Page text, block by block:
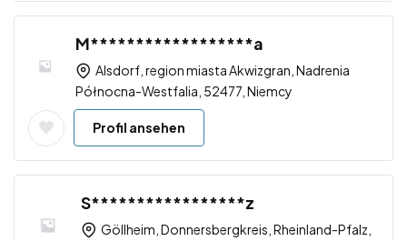
M******************a
Alsdorf, region miasta Akwizgran, Nadrenia
Północna-Westfalia, 52477, Niemcy
Profil ansehen
S*****************z
Göllheim, Donnersbergkreis, Rheinland-Pfalz,